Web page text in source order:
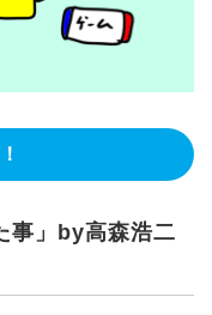
事」by高森浩二